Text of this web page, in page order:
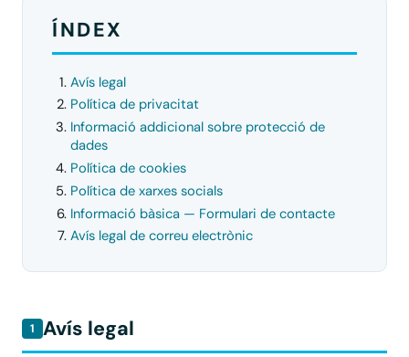
ÍNDEX
Avís legal
Política de privacitat
Informació addicional sobre protecció de
dades
Política de cookies
Política de xarxes socials
Informació bàsica — Formulari de contacte
Avís legal de correu electrònic
1 Avís legal